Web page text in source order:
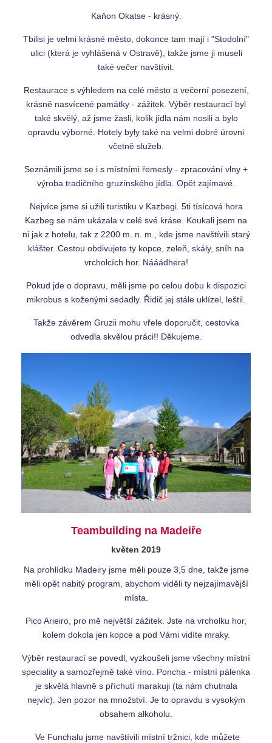
Kaňon Okatse - krásný.
Tbilisi je velmi krásné město, dokonce tam mají i "Stodolní"
ulici (která je vyhlášená v Ostravě), takže jsme ji museli
také večer navštívit.
Restaurace s výhledem na celé město a večerní posezení,
krásně nasvícené památky - zážitek. Výběr restaurací byl
také skvělý, až jsme žasli, kolik jídla nám nosili a bylo
opravdu výborné. Hotely byly také na velmi dobré úrovni
včetně služeb.
Seznámili jsme se i s místními řemesly - zpracování vlny +
výroba tradičního gruzínského jídla. Opět zajímavé.
Nejvíce jsme si užili turistiku v Kazbegi. 5ti tísícová hora
Kazbeg se nám ukázala v celé své kráse. Koukali jsem na
ni jak z hotelu, tak z 2200 m. n. m., kde jsme navštívili starý
klášter. Cestou obdivujete ty kopce, zeleň, skály, sníh na
vrcholcích hor. Nááádhera!
Pokud jde o dopravu, měli jsme po celou dobu k dispozici
mikrobus s koženými sedadly. Řidič jej stále uklízel, leštil.
Takže závěrem Gruzii mohu vřele doporučit, cestovka
odvedla skvělou práci!! Děkujeme.
Teambuilding na Madeiře
květen 2019
Na prohlídku Madeiry jsme měli pouze 3,5 dne, takže jsme
měli opět nabitý program, abychom viděli ty nejzajímavější
místa.
Pico Arieiro, pro mě největší zážitek. Jste na vrcholku hor,
kolem dokola jen kopce a pod Vámi vidíte mraky.
Výběr restaurací se povedl, vyzkoušeli jsme všechny místní
speciality a samozřejmě také víno. Poncha - místní pálenka
je skvělá hlavně s příchutí marakuji (ta nám chutnala
nejvíc). Jen pozor na množství. Je to opravdu s vysokým
obsahem alkoholu.
Ve Funchalu jsme navštívili místní tržnici, kde můžete